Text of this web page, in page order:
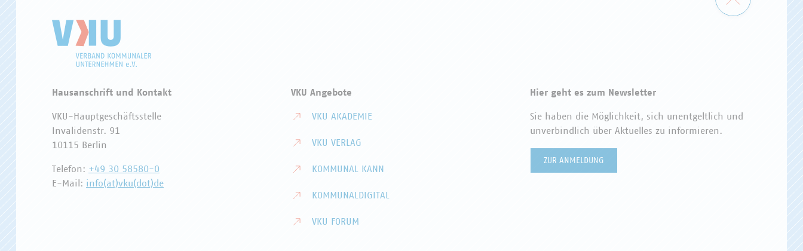
Hausanschrift und Kontakt
VKU-Hauptgeschäftsstelle
Invalidenstr. 91
10115 Berlin
Telefon: +49 30 58580-0
E-Mail: info(at)vku(dot)de
VKU Angebote
VKU AKADEMIE
VKU VERLAG
KOMMUNAL KANN
KOMMUNALDIGITAL
VKU FORUM
Hier geht es zum Newsletter
Sie haben die Möglichkeit, sich unentgeltlich und
unverbindlich über Aktuelles zu informieren.
ZUR ANMELDUNG